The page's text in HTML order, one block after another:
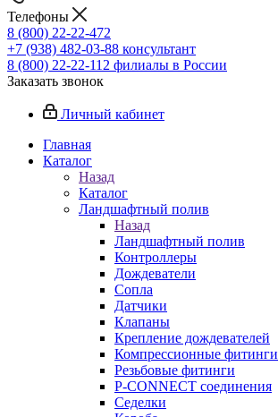
Телефоны
8 (800) 22-22-472
+7 (938) 482-03-88 консультант
8 (800) 22-22-112 филиалы в России
Заказать звонок
Личный кабинет
Главная
Каталог
Назад
Каталог
Ландшафтный полив
Назад
Ландшафтный полив
Контроллеры
Дождеватели
Сопла
Датчики
Клапаны
Крепление дождевателей
Компрессионные фитинги
Резьбовые фитинги
P-CONNECT соединения
Седелки